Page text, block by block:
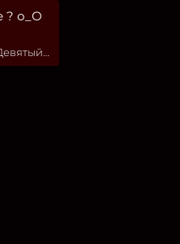
? о_О
джедай